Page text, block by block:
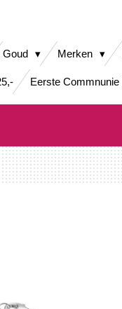
Goud Merken
Eerste Commnunie